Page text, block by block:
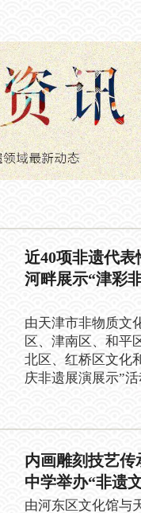
近40项非遗代
河畔展示“津彩
由天津市非物质文
区、津南区、和平
北区、红桥区文化
庆非遗展演展示”
内画雕刻技艺
中学举办“非遗
由河东区文化馆与